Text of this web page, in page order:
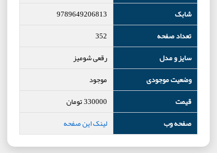
شابک
9789649206813
تعداد صفحه
352
سایز و مدل
رقعی شومیز
وضعیت موجودی
موجود
قیمت
330000تومان
صفحه وب
لینک این صفحه